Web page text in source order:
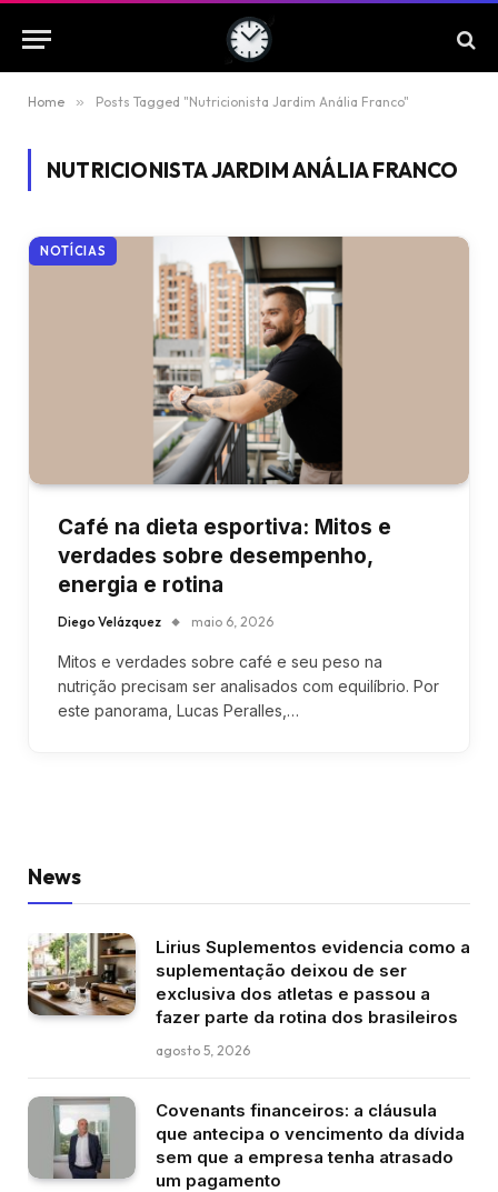
Home » Posts Tagged "Nutricionista Jardim Anália Franco"
NUTRICIONISTA JARDIM ANÁLIA FRANCO
NOTÍCIAS
Café na dieta esportiva: Mitos e
verdades sobre desempenho,
energia e rotina
Diego Velázquez maio 6, 2026
Mitos e verdades sobre café e seu peso na
nutrição precisam ser analisados com equilíbrio. Por
este panorama, Lucas Peralles,…
News
Lirius Suplementos evidencia como a
suplementação deixou de ser
exclusiva dos atletas e passou a
fazer parte da rotina dos brasileiros
agosto 5, 2026
Covenants financeiros: a cláusula
que antecipa o vencimento da dívida
sem que a empresa tenha atrasado
um pagamento